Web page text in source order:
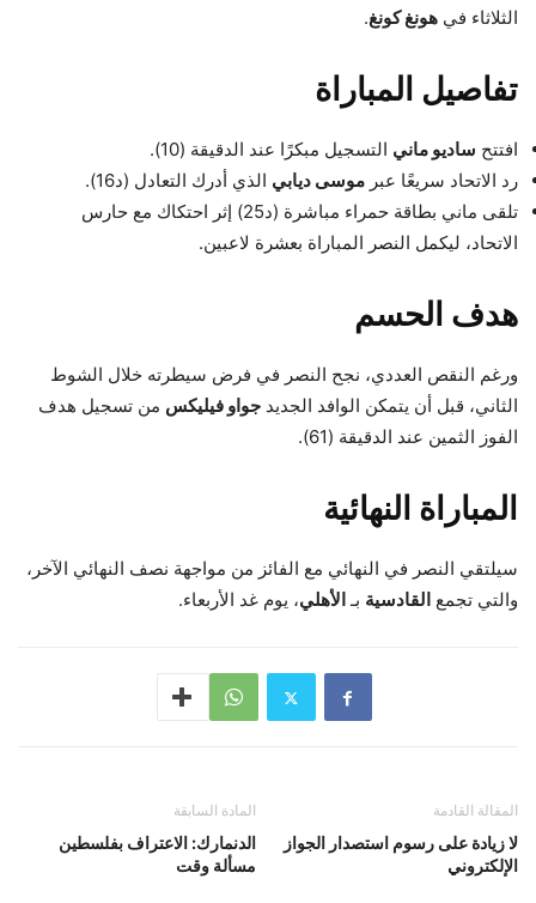
الثلاثاء في هونغ كونغ.
تفاصيل المباراة
افتتح ساديو ماني التسجيل مبكرًا عند الدقيقة (10).
رد الاتحاد سريعًا عبر موسى ديابي الذي أدرك التعادل (د16).
تلقى ماني بطاقة حمراء مباشرة (د25) إثر احتكاك مع حارس
الاتحاد، ليكمل النصر المباراة بعشرة لاعبين.
هدف الحسم
ورغم النقص العددي، نجح النصر في فرض سيطرته خلال الشوط
الثاني، قبل أن يتمكن الوافد الجديد جواو فيليكس من تسجيل هدف
الفوز الثمين عند الدقيقة (61).
المباراة النهائية
سيلتقي النصر في النهائي مع الفائز من مواجهة نصف النهائي الآخر،
والتي تجمع القادسية بـ الأهلي، يوم غد الأربعاء.
المادة السابقة
الدنمارك: الاعتراف بفلسطين
مسألة وقت
المقالة القادمة
لا زيادة على رسوم استصدار الجواز
الإلكتروني